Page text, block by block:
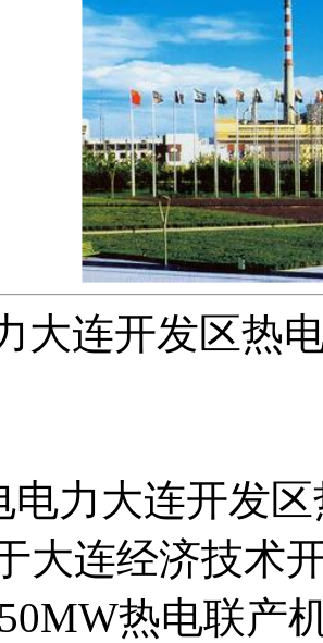
大连开发区热
大连开发区
大连经济技术
热电联产